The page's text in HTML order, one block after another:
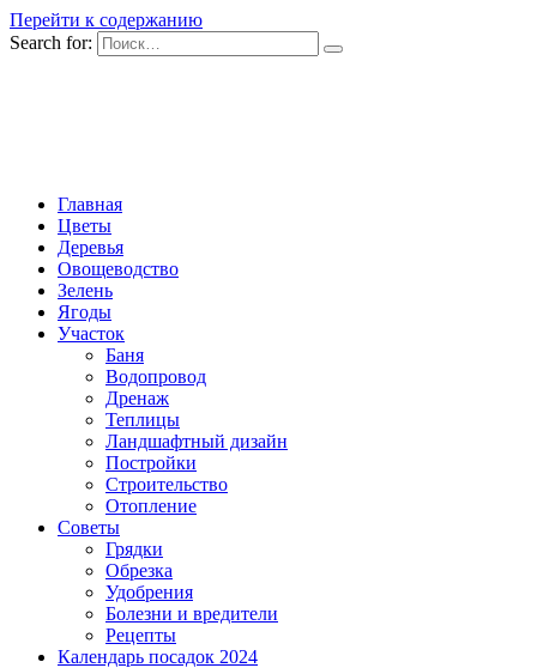
Перейти к содержанию
Search for:
Главная
Цветы
Деревья
Овощеводство
Зелень
Ягоды
Участок
Баня
Водопровод
Дренаж
Теплицы
Ландшафтный дизайн
Постройки
Строительство
Отопление
Советы
Грядки
Обрезка
Удобрения
Болезни и вредители
Рецепты
Календарь посадок 2024